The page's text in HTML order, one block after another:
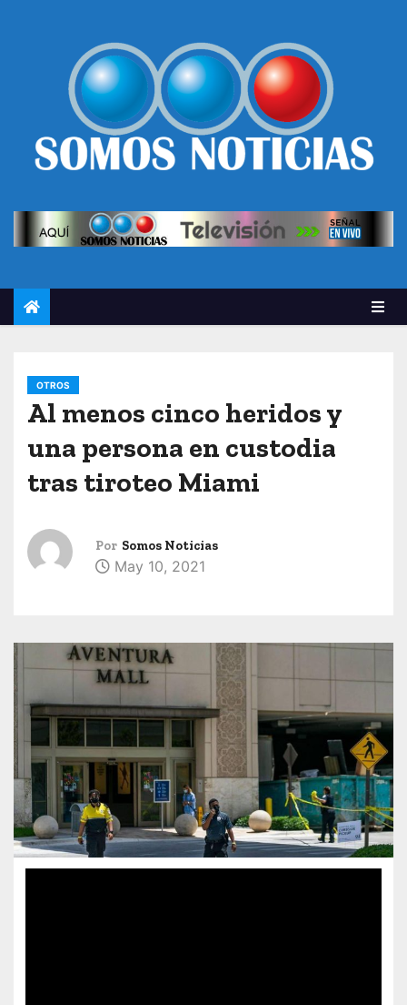
OTROS
Al menos cinco heridos y
una persona en custodia
tras tiroteo Miami
Por Somos Noticias
May 10, 2021